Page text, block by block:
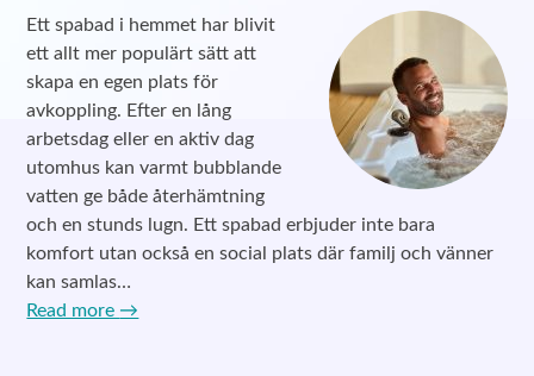
Ett spabad i hemmet har blivit
ett allt mer populärt sätt att
skapa en egen plats för
avkoppling. Efter en lång
arbetsdag eller en aktiv dag
utomhus kan varmt bubblande
vatten ge både återhämtning
och en stunds lugn. Ett spabad erbjuder inte bara
komfort utan också en social plats där familj och vänner
kan samlas…
Read more →